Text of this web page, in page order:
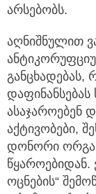
არსებობს.
აღნიშნულით
განცხადებას,
ასაჯაროებენ
აქტივობები,
დონორი
წყაროებიდან.
ოცნების“